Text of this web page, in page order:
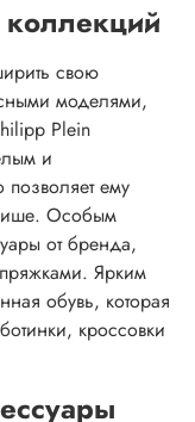
свою
моделями,
Plein
и
позволяет ему
Особым
от бренда,
Ярким
обувь, которая
кроссовки